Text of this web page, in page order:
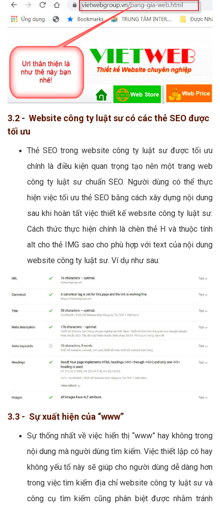
3.2 - Website công ty luật sư có các thẻ SEO được
tối ưu
Thẻ SEO trong website công ty luật sư được tối ưu
chính là điều kiện quan trọng tạo nên một trang web
công ty luật sư chuẩn SEO. Người dùng có thể thực
hiện việc tối ưu thẻ SEO bằng cách xây dựng nội dung
sau khi hoàn tất việc thiết kế website công ty luật sư.
Cách thức thực hiện chính là chèn thẻ H và thuộc tính
alt cho thẻ IMG sao cho phù hợp với text của nội dung
website công ty luật sư. Ví dụ như sau:
3.3 - Sự xuất hiện của “www”
Sự thống nhất về việc hiển thị “www” hay không trong
nội dung mà người dùng tìm kiếm. Việc thiết lập có hay
không yếu tố này sẽ giúp cho người dùng dễ dàng hơn
trong việc tìm kiếm địa chỉ website công ty luật sư và
công cụ tìm kiếm cũng phân biệt được nhằm tránh